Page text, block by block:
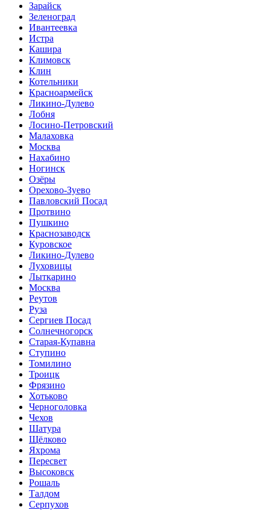
Зарайск
Зеленоград
Ивантеевка
Истра
Кашира
Климовск
Клин
Котельники
Красноармейск
Ликино-Дулево
Лобня
Лосино-Петровский
Малаховка
Москва
Нахабино
Ногинск
Озёры
Орехово-Зуево
Павловский Посад
Протвино
Пушкино
Краснозаводск
Куровское
Ликино-Дулево
Луховицы
Лыткарино
Москва
Реутов
Руза
Сергиев Посад
Солнечногорск
Старая-Купавна
Ступино
Томилино
Троицк
Фрязино
Хотьково
Черноголовка
Чехов
Шатура
Щёлково
Яхрома
Пересвет
Высоковск
Рошаль
Талдом
Серпухов